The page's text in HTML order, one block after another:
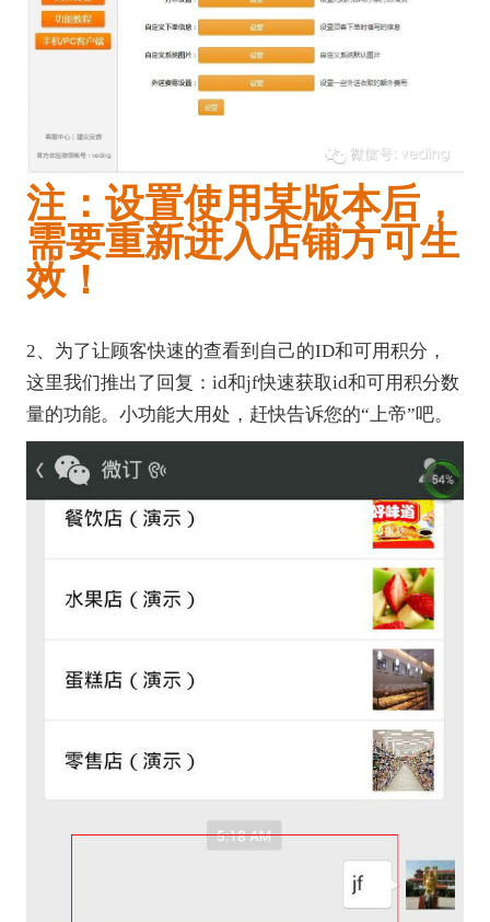
注：设置使用某版本后，
需要重新进入店铺方可生
效！
2、为了让顾客快速的查看到自己的ID和可用积分，
这里我们推出了回复：id和jf快速获取id和可用积分数
量的功能。小功能大用处，赶快告诉您的“上帝”吧。